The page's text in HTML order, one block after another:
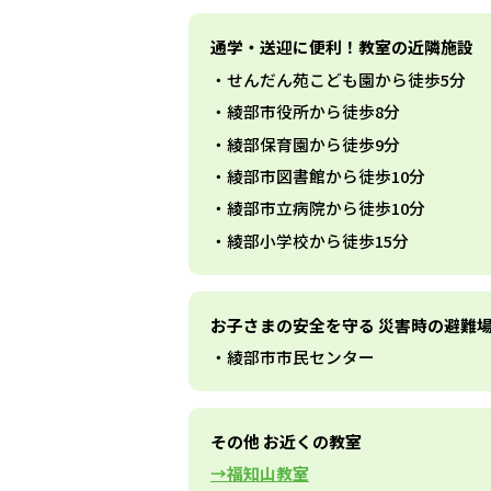
通学・送迎に便利！教室の近隣施設
せんだん苑こども園から徒歩5分
綾部市役所から徒歩8分
綾部保育園から徒歩9分
綾部市図書館から徒歩10分
綾部市立病院から徒歩10分
綾部小学校から徒歩15分
お子さまの安全を守る 災害時の避難
綾部市市民センター
その他 お近くの教室
福知山教室